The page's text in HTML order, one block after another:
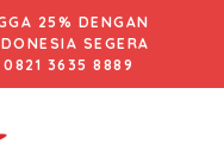
25% DENGAN
SEGERA
0821 3635 8889